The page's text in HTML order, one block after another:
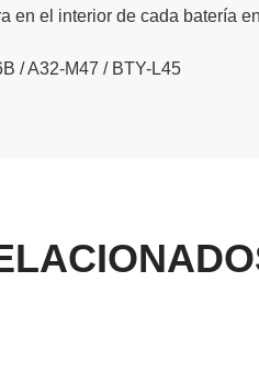
en el interior de cada batería
/ A32-M47 / BTY-L45